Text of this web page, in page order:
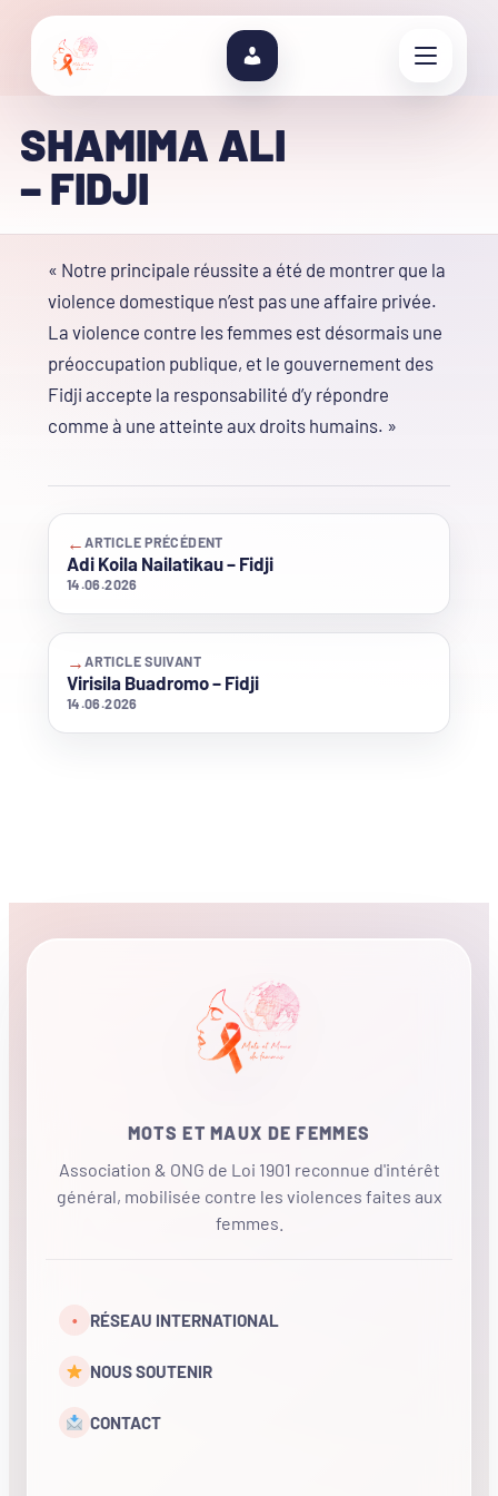
SHAMIMA ALI
– FIDJI
« Notre principale réussite a été de montrer que la
violence domestique n’est pas une affaire privée.
La violence contre les femmes est désormais une
préoccupation publique, et le gouvernement des
Fidji accepte la responsabilité d’y répondre
comme à une atteinte aux droits humains. »
←ARTICLE PRÉCÉDENT
Adi Koila Nailatikau – Fidji
14.06.2026
→ARTICLE SUIVANT
Virisila Buadromo – Fidji
14.06.2026
MOTS ET MAUX DE FEMMES
Association & ONG de Loi 1901 reconnue d'intérêt
général, mobilisée contre les violences faites aux
femmes.
• RÉSEAU INTERNATIONAL
NOUS SOUTENIR
CONTACT